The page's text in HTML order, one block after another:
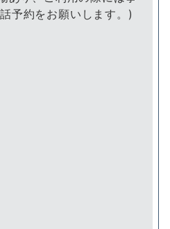
予約をお願いします。)